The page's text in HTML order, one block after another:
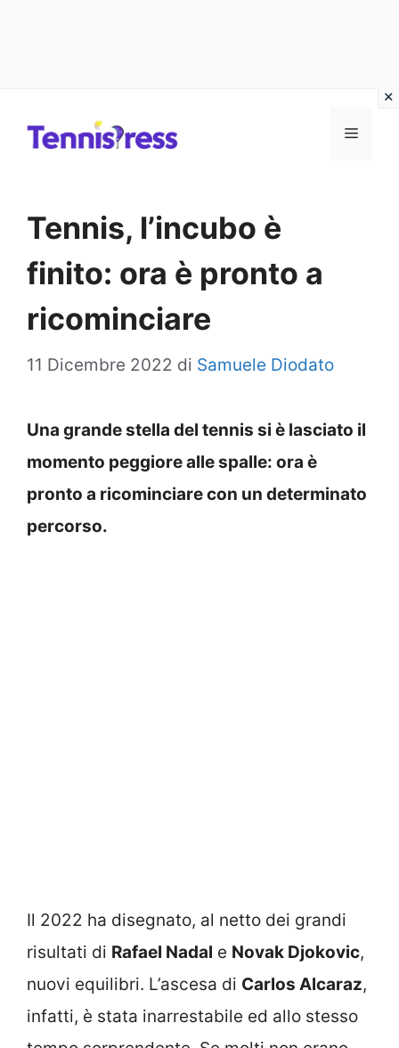
MENU
Tennis, l’incubo è
finito: ora è pronto a
ricominciare
11 Dicembre 2022 di Samuele Diodato
Una grande stella del tennis si è lasciato il
momento peggiore alle spalle: ora è
pronto a ricominciare con un determinato
percorso.
Il 2022 ha disegnato, al netto dei grandi
risultati di Rafael Nadal e Novak Djokovic,
nuovi equilibri. L’ascesa di Carlos Alcaraz,
infatti, è stata inarrestabile ed allo stesso